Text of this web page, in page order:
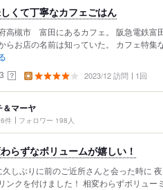
くて丁寧なカフェごはん
高槻市 富田にあるカフェ。 阪急電鉄富
らお店の名前は知っていた。 カフェ特
？ 2023/12 訪問 1回
＆マーヤ
件 フォロワー 198人
らずなボリュームが嬉しい！
久しぶりに前のご近所さんと会った時に
ンクを付けました！ 相変わらずボリュー